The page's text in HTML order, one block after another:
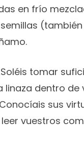
en frío
tomar
linaza dentro de
sus
vuestros